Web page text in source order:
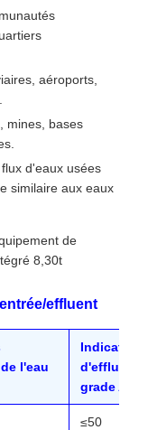
aéroports,
mines, bases
d'eaux usées
similaire aux eaux
effluent
l'eau
Indicateur
d'effluent
grade A
≤50